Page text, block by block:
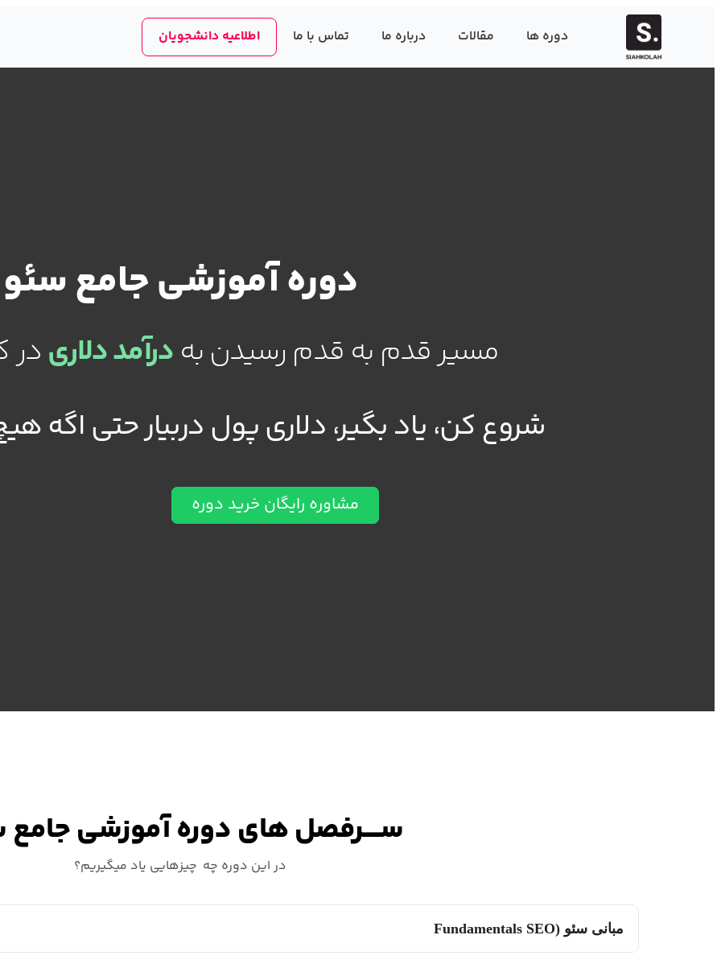
دوره ها مقالات درباره ما تماس با ما اطلاعیه دانشجویان
دوره آموزشی جامع سئو
مسیر قدم به قدم رسیدن بهدرآمد دلاریدر
شروع کن، یاد بگیر، دلاری پول دربیار حتی اگه
مشاوره رایگان خرید دوره
ســــرفصل های دوره آموزشی
در این دوره چه چیزهایی یاد میگیریم؟
مبانی سئو (Fundamentals SEO